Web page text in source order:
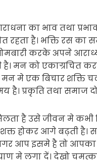
का भाव तथा
रहता है। भक्ति रस
करके अपने
मन को एकाग्रचित
मन मे एक बिचार शक्ति
है। प्रकृति तथा समाज
है उसे जीवन मे कभी
होकर आगे बढ़ती है।
आप इसमे है तो
मे लगा दें। देखो